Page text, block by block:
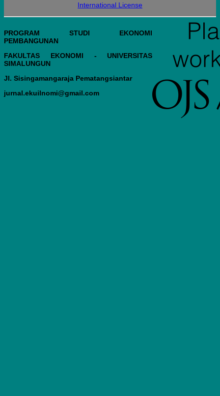
International License
PROGRAM STUDI EKONOMI
PEMBANGUNAN
FAKULTAS EKONOMI - UNIVERSITAS
SIMALUNGUN
Jl. Sisingamangaraja Pematangsiantar
jurnal.ekuilnomi@gmail.com